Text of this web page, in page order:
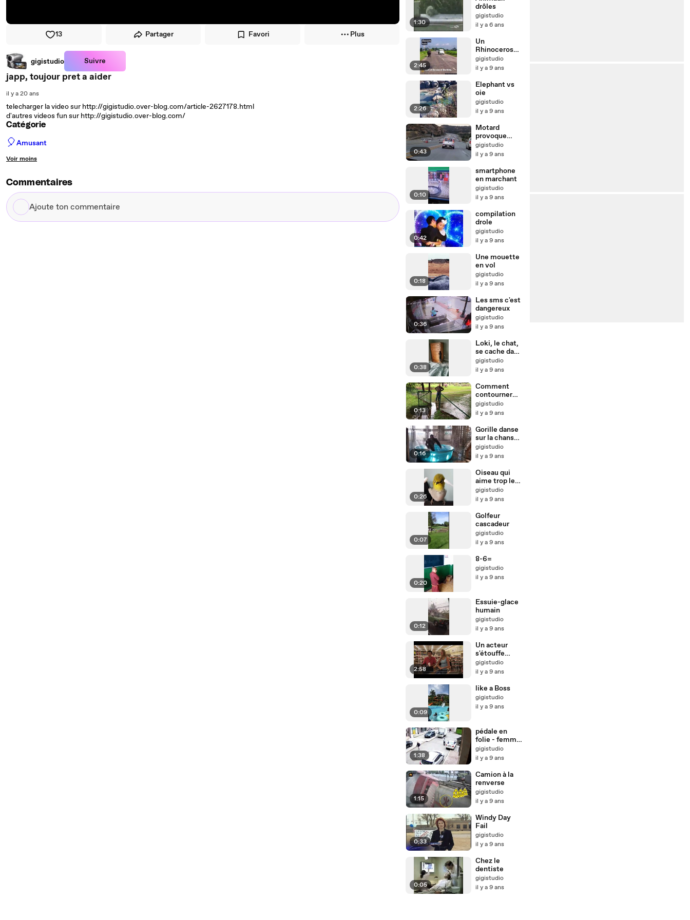
13 Partager Favori Plus
gigistudio Suivre
japp, toujour pret a aider
il y a 20 ans
telecharger la video sur http://gigistudio.over-blog.com/article-2627178.html
d'autres videos fun sur http://gigistudio.over-blog.com/
Catégorie
🎈Amusant
Voir moins
Commentaires
Ajoute
ton
1:30
drôles
gigistudio
il y a 6 ans
2:45
Un
Rhinoceros
seme la
pagaille
voitures
gigistudio
il y a 9 ans
2:26
Elephant vs
oie
gigistudio
il y a 9 ans
0:43
Motard
provoque
accident
autoroute
gigistudio
il y a 9 ans
0:10
smartphone
en marchant
gigistudio
il y a 9 ans
0:42
compilation
drole
gigistudio
il y a 9 ans
0:18
Une mouette
en vol
gigistudio
il y a 9 ans
0:36
Les sms c'est
dangereux
gigistudio
il y a 9 ans
0:38
Loki, le chat,
se cache dans
le tiroir
gigistudio
il y a 9 ans
0:13
Comment
contourner
une flaque
d'au ...ou pas
gigistudio
il y a 9 ans
0:16
Gorille danse
sur la chanson
Maniac dans
son bain
gigistudio
il y a 9 ans
0:26
Oiseau qui
aime trop les
massages
gigistudio
il y a 9 ans
0:07
Golfeur
cascadeur
gigistudio
il y a 9 ans
0:20
8-6=
gigistudio
il y a 9 ans
0:12
Essuie-glace
humain
gigistudio
il y a 9 ans
2:58
Un acteur
s'étouffe
devant la
caméra
gigistudio
il y a 9 ans
0:09
like a Boss
gigistudio
il y a 9 ans
1:38
pédale en
folie - femme
au volant -
parking fail
gigistudio
il y a 9 ans
1:15
Camion à la
renverse
gigistudio
il y a 9 ans
0:33
Windy Day
Fail
gigistudio
il y a 9 ans
0:05
Chez le
dentiste
gigistudio
il y a 9 ans